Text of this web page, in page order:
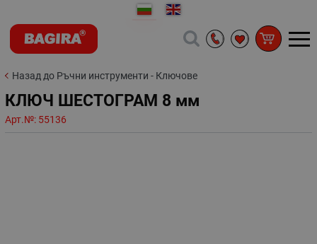
Назад до Ръчни инструменти - Ключове
КЛЮЧ ШЕСТОГРАМ 8 мм
Арт.№: 55136